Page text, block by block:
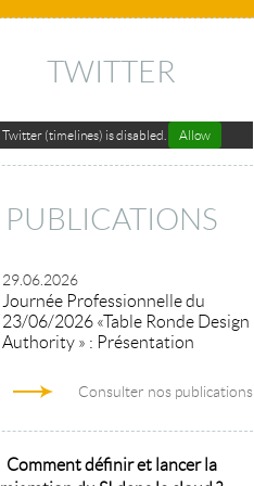
TWITTER
Twitter (timelines) is disabled. Allow
PUBLICATIONS
29.06.2026
Journée Professionnelle du
23/06/2026 «Table Ronde Design
Authority » : Présentation
Consulter nos publications
Comment définir et lancer la